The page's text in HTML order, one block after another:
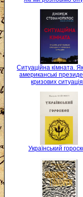
Ситуаційна кімната.
американські
кризових
Український